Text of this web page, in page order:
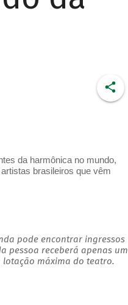
da harmônica no mundo,
brasileiros que vêm
pode encontrar ingressos
pessoa receberá apenas um
máxima do teatro.